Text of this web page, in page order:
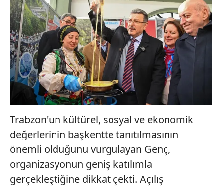
Trabzon'un kültürel, sosyal ve ekonomik
değerlerinin başkentte tanıtılmasının
önemli olduğunu vurgulayan Genç,
organizasyonun geniş katılımla
gerçekleştiğine dikkat çekti. Açılış